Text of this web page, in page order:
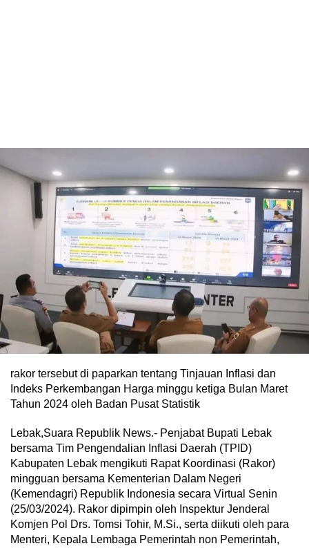
rakor tersebut di paparkan tentang Tinjauan Inflasi dan
Indeks Perkembangan Harga minggu ketiga Bulan Maret
Tahun 2024 oleh Badan Pusat Statistik
Lebak,Suara Republik News.- Penjabat Bupati Lebak
bersama Tim Pengendalian Inflasi Daerah (TPID)
Kabupaten Lebak mengikuti Rapat Koordinasi (Rakor)
mingguan bersama Kementerian Dalam Negeri
(Kemendagri) Republik Indonesia secara Virtual Senin
(25/03/2024). Rakor dipimpin oleh Inspektur Jenderal
Komjen Pol Drs. Tomsi Tohir, M.Si., serta diikuti oleh para
Menteri, Kepala Lembaga Pemerintah non Pemerintah,